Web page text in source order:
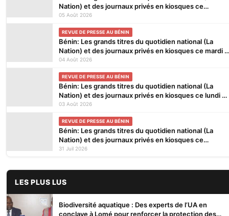
Nation) et des journaux privés en kiosques ce
mercredi 5 Août 2026
05 Août 2026
REVUE DE PRESSE AU BÉNIN
Bénin: Les grands titres du quotidien national (La
Nation) et des journaux privés en kiosques ce mardi 4
Août 2026
04 Août 2026
REVUE DE PRESSE AU BÉNIN
Bénin: Les grands titres du quotidien national (La
Nation) et des journaux privés en kiosques ce lundi 3
Août 2026
03 Août 2026
REVUE DE PRESSE AU BÉNIN
Bénin: Les grands titres du quotidien national (La
Nation) et des journaux privés en kiosques ce
vendredi 31 Juillet 2026
31 Juil 2026
LES PLUS LUS
Biodiversité aquatique : Des experts de l’UA en
conclave à Lomé pour renforcer la protection des